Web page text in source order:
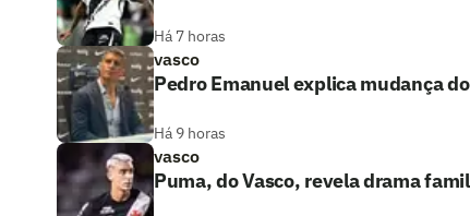
Há 7 horas
vasco
Pedro Emanuel explica mudança
Há 9 horas
vasco
Puma, do Vasco, revela drama